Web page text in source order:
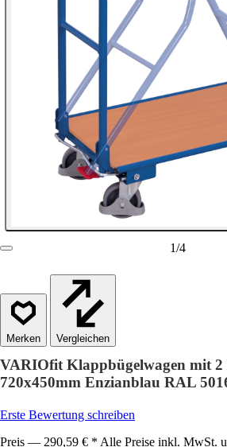
1/4
Vergleichen
VARIOfit Klappbügelwagen mit 2
720x450mm Enzianblau RAL
Erste Bewertung schreiben
Preis — 290,59 € * Alle Preise inkl. MwSt.